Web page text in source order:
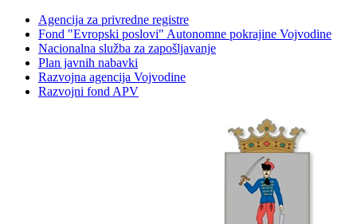
Agencija za privredne registre
Fond "Evropski poslovi" Autonomne pokrajine Vojvodine
Nacionalna služba za zapošljavanje
Plan javnih nabavki
Razvojna agencija Vojvodine
Razvojni fond APV